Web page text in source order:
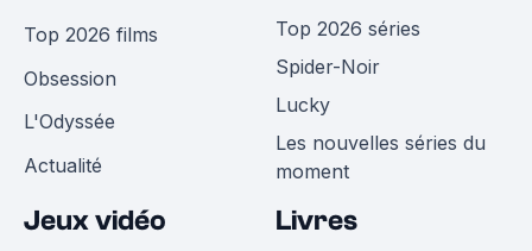
Top 2026 films
Obsession
L'Odyssée
Actualité
Top 2026 séries
Spider-Noir
Lucky
Les nouvelles séries du
moment
Jeux vidéo Livres